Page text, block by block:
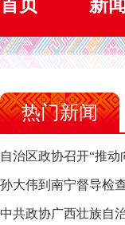
首页 新闻
热门新闻